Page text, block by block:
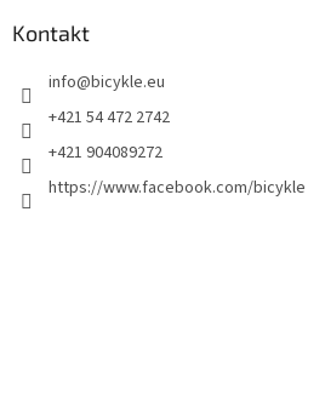
Kontakt
info@bicykle.eu
+421 54 472 2742
+421 904089272
https://www.facebook.com/bicykle